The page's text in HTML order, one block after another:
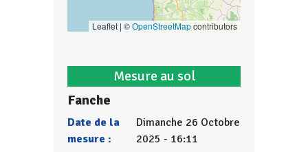
Leaflet | ©OpenStreetMapcontributors
Mesure au sol
Fanche
Date de la
mesure :
Dimanche 26 Octobre
2025 - 16:11